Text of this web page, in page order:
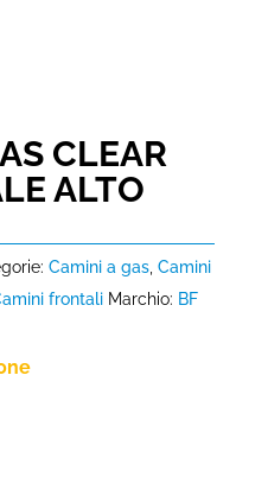
CLEAR
ALTO
Camini a gas, Camini
frontali Marchio: BF